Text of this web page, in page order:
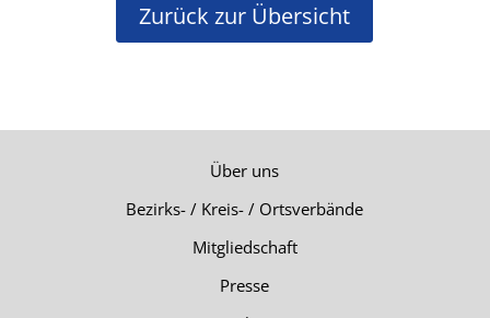
Zurück zur Übersicht
Über uns
Bezirks- / Kreis- / Ortsverbände
Mitgliedschaft
Presse